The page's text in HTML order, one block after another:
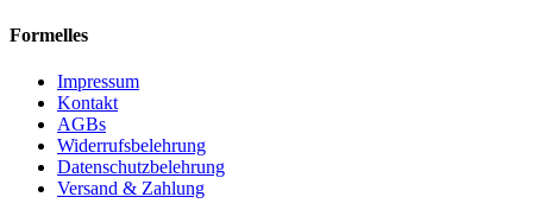
Formelles
Impressum
Kontakt
AGBs
Widerrufsbelehrung
Datenschutzbelehrung
Versand & Zahlung